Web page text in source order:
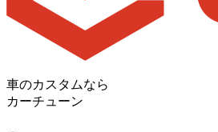
車のカスタムなら
カーチューン